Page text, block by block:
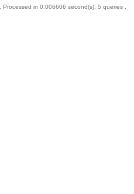
, Processed in 0.006606 second(s), 5 queries .